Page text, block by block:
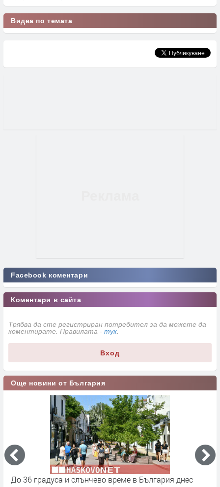
Видеа по темата
Facebook коментари
Коментари в сайта
Трябва да сте регистриран потребител за да можете да
коментирате. Правилата - тук
Вход
Още новини от България
От 9 август приключва двойното етикетиране - какво